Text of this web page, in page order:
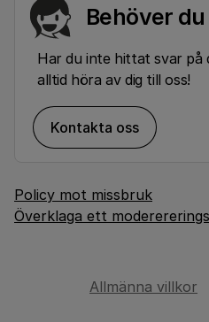
Behöver
Har du inte hittat svar på
alltid höra av dig till oss!
Kontakta oss
Policy mot missbruk
Överklaga ett
Allmänna villkor